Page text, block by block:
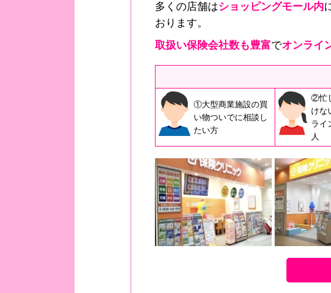
多くの店舗はショッピングモール内
おります。
取扱い保険会社数も豊富でオンライ
①大型商業施設の買
い物ついでに相談し
たい方
②忙
けな
ライ
人